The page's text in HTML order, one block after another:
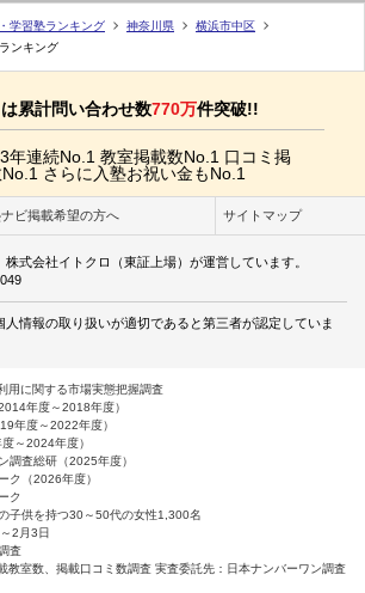
学習塾ランキング 神奈川県
横浜市中区
ンキング
は累計問い合わせ数770万件突破!!
ビ掲載希望の方へ サイトマップ
株式会社イトクロ（東証上場）が運営しています。
人情報の取り扱いが適切であると第三者が認定していま
用に関する市場実態把握調査
年度～2018年度）
年度～2022年度）
～2024年度）
調査総研（2025年度）
ク（2026年度）
ク
供を持つ30～50代の女性1,300名
2月3日
査
室数、掲載口コミ数調査 実査委託先：日本ナンバーワン調査